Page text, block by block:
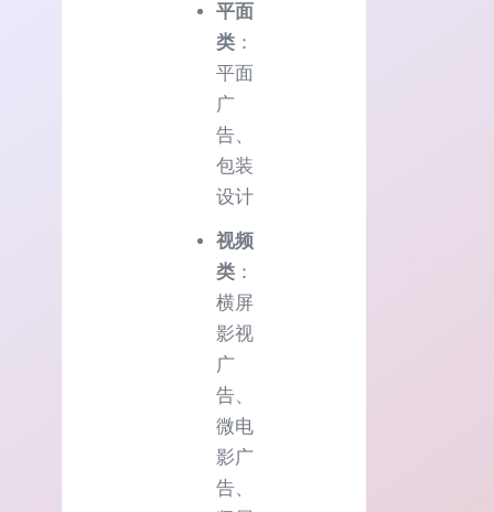
平面
类 ：
平面
广
告、
包装
设计
视频
类 ：
横屏
影视
广
告、
微电
影广
告、